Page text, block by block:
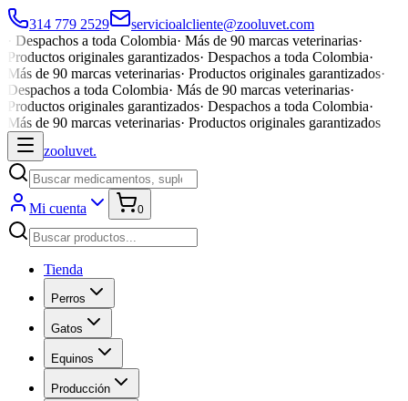
314 779 2529
servicioalcliente@zooluvet.com
Despachos a toda Colombia· Más de 90 marcas veterinarias·
Productos originales garantizados· Despachos a toda Colombia·
Más de 90 marcas veterinarias· Productos originales garantizados·
Despachos a toda Colombia· Más de 90 marcas veterinarias·
Productos originales garantizados· Despachos a toda Colombia·
Más de 90 marcas veterinarias· Productos originales garantizados
zooluvet.
Mi cuenta 0
Tienda
Perros
Gatos
Equinos
Producción